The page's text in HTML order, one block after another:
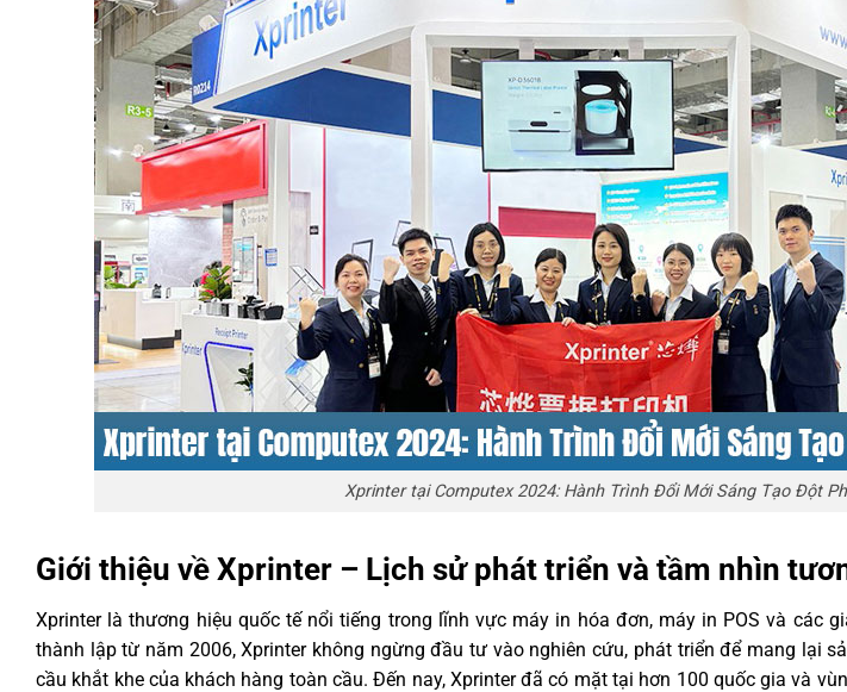
Xprinter tại Computex 2024: Hành Trình Đổi Mới Sáng Tạo Đột
Giới thiệu về Xprinter – Lịch sử phát triển và tầm nhìn
Xprinter là thương hiệu quốc tế nổi tiếng trong lĩnh vực máy in hóa đơn, máy in POS và các
thành lập từ năm 2006, Xprinter không ngừng đầu tư vào nghiên cứu, phát triển để mang lại
cầu khắt khe của khách hàng toàn cầu. Đến nay, Xprinter đã có mặt tại hơn 100 quốc gia và